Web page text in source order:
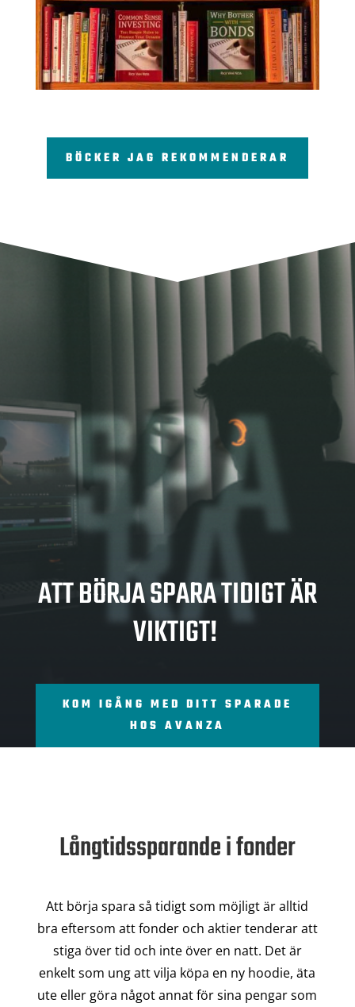
BÖCKER JAG REKOMMENDERAR
SPA
RA
ATT BÖRJA SPARA TIDIGT ÄR
VIKTIGT!
KOM IGÅNG MED DITT SPARADE
HOS AVANZA
Långtidssparande i fonder
Att börja spara så tidigt som möjligt är alltid
bra eftersom att fonder och aktier tenderar att
stiga över tid och inte över en natt. Det är
enkelt som ung att vilja köpa en ny hoodie, äta
ute eller göra något annat för sina pengar som